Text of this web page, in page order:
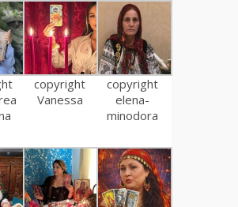
copyright
Vanessa
copyright
elena-
minodora